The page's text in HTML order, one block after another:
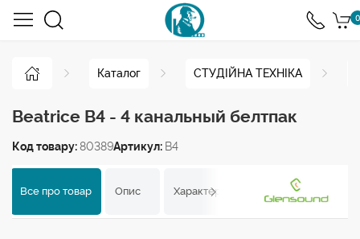
0
Каталог СТУДІЙНА ТЕХНІКА
Beatrice B4 - 4 канальный белтпак
Код товару:80389Артикул: B4
Все про товар Опис Характеристики Відгуки